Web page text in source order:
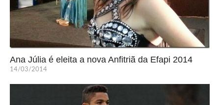
Ana Júlia é eleita a nova Anfitriã da Efapi 2014
14/03/2014